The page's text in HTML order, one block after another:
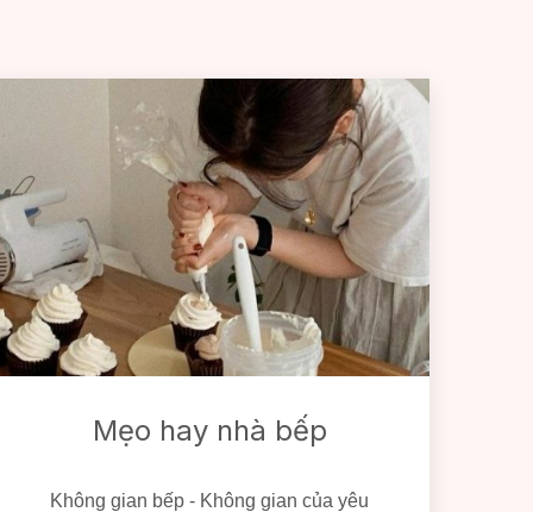
Mẹo hay nhà bếp
Không gian bếp - Không gian của yêu